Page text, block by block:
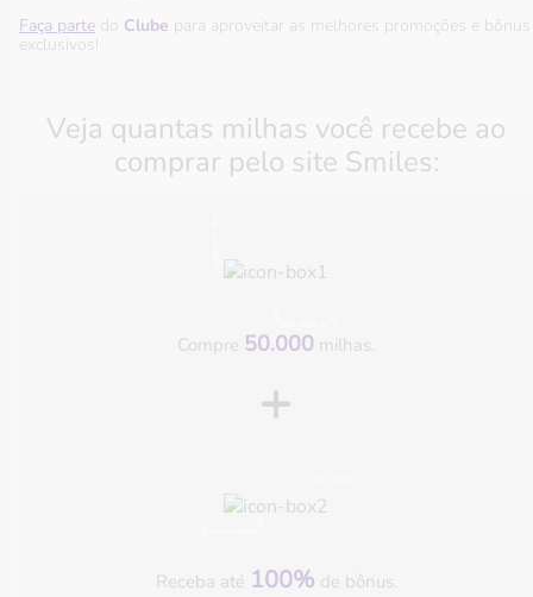
Faça parte do Clube para aproveitar as melhores promoções e bônus
exclusivos!
Veja quantas milhas você recebe ao
comprar pelo site Smiles:
Compre 50.000 milhas.
+
Receba até 100% de bônus.